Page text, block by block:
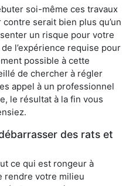
soi-même ces travaux
serait bien plus qu’un
un risque pour votre
l’expérience requise pour
possible à cette
de chercher à régler
appel à un professionnel
le résultat à la fin vous
des rats et
ce qui est rongeur à
rendre votre milieu